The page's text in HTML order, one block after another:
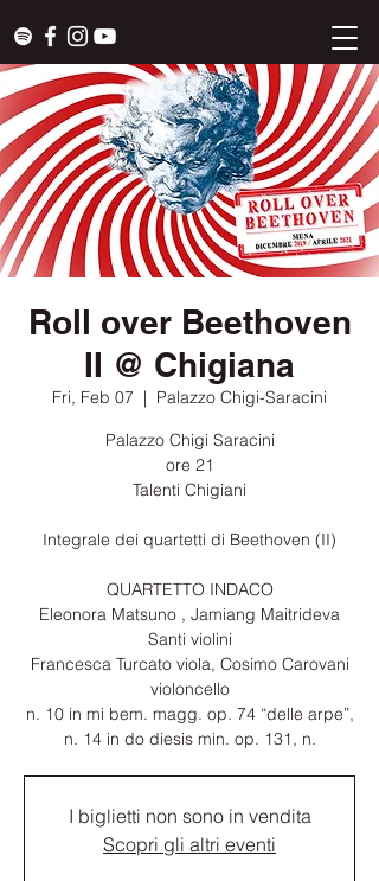
Roll over Beethoven
II @ Chigiana
Fri, Feb 07
  |
Palazzo Chigi-Saracini
Palazzo Chigi Saracini
ore 21
Talenti Chigiani
Integrale dei quartetti di Beethoven (II)
QUARTETTO INDACO
Eleonora Matsuno , Jamiang Maitrideva
Santi violini
Francesca Turcato viola, Cosimo Carovani
violoncello
n. 10 in mi bem. magg. op. 74 “delle arpe”,
n. 14 in do diesis min. op. 131, n.
I biglietti non sono in vendita
Scopri gli altri eventi